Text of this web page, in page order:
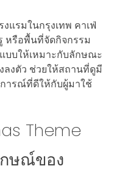
แรมในกรุงเทพ คาเฟ่
หรือพื้นที่จัดกิจกรรม
บบให้เหมาะกับลักษณะ
ลงตัว ช่วยให้สถานที่ดูมี
ารณ์ที่ดีให้กับผู้มาใช้
Theme
ษณ์ของ